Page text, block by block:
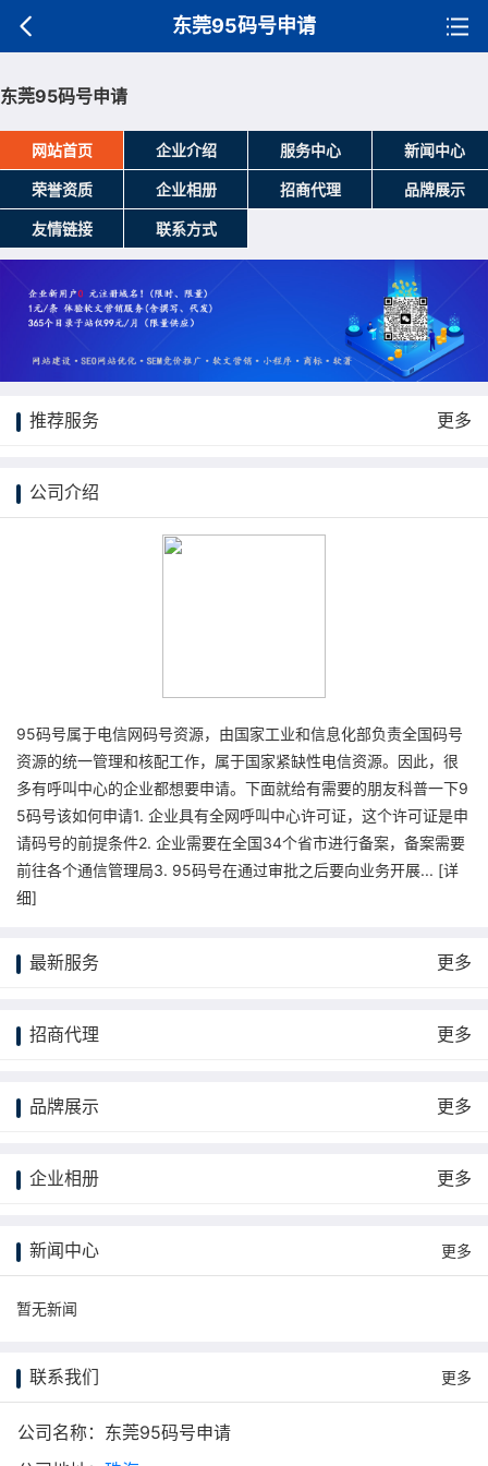
东莞95码号申请
东莞95码号申请
网站首页 企业介绍 服务中心 新闻中心
荣誉资质 企业相册 招商代理 品牌展示
友情链接 联系方式
推荐服务 更多
公司介绍
95码号属于电信网码号资源，由国家工业和信息化部负责全国码号
资源的统一管理和核配工作，属于国家紧缺性电信资源。因此，很
多有呼叫中心的企业都想要申请。下面就给有需要的朋友科普一下9
5码号该如何申请1. 企业具有全网呼叫中心许可证，这个许可证是申
请码号的前提条件2. 企业需要在全国34个省市进行备案，备案需要
前往各个通信管理局3. 95码号在通过审批之后要向业务开展... [详
细]
最新服务 更多
招商代理 更多
品牌展示 更多
企业相册 更多
新闻中心 更多
暂无新闻
联系我们 更多
公司名称：东莞95码号申请